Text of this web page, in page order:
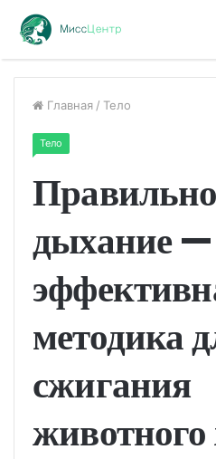
Главная / Тело
Тело
дыхание —
методика
сжигания